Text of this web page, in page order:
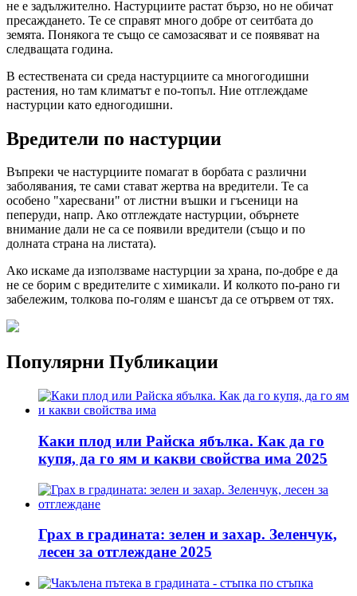
не е задължително. Настурциите растат бързо, но не обичат
пресаждането. Те се справят много добре от сеитбата до
земята. Понякога те също се самозасяват и се появяват на
следващата година.
В естествената си среда настурциите са многогодишни
растения, но там климатът е по-топъл. Ние отглеждаме
настурции като едногодишни.
Вредители по настурции
Въпреки че настурциите помагат в борбата с различни
заболявания, те сами стават жертва на вредители. Те са
особено "харесвани" от листни въшки и гъсеници на
пеперуди, напр. Ако отглеждате настурции, обърнете
внимание дали не са се появили вредители (също и по
долната страна на листата).
Ако искаме да използваме настурции за храна, по-добре е да
не се борим с вредителите с химикали. И колкото по-рано ги
забележим, толкова по-голям е шансът да се отървем от тях.
Популярни Публикации
Каки плод или Райска ябълка. Как да го
купя, да го ям и какви свойства има 2025
Грах в градината: зелен и захар. Зеленчук,
лесен за отглеждане 2025